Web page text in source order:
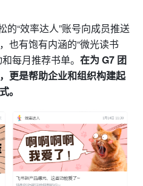
的“效率达人”账号向成员推送
也有饱有内涵的“微光读书
每月推荐书单。在为 G7 团
更是帮助企业和组织构建起
。